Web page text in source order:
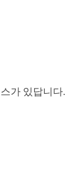
가 있답니다.